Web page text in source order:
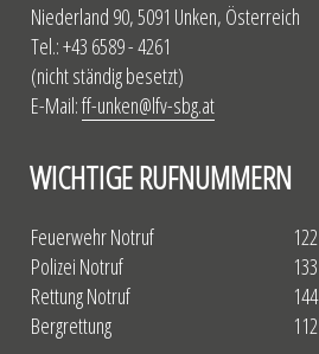
Niederland 90, 5091 Unken, Österreich
Tel.: +43 6589 - 4261
(nicht ständig besetzt)
E-Mail:ff-unken@lfv-sbg.at
WICHTIGE RUFNUMMERN
Feuerwehr Notruf
Polizei Notruf
Rettung Notruf
Bergrettung
122
133
144
112